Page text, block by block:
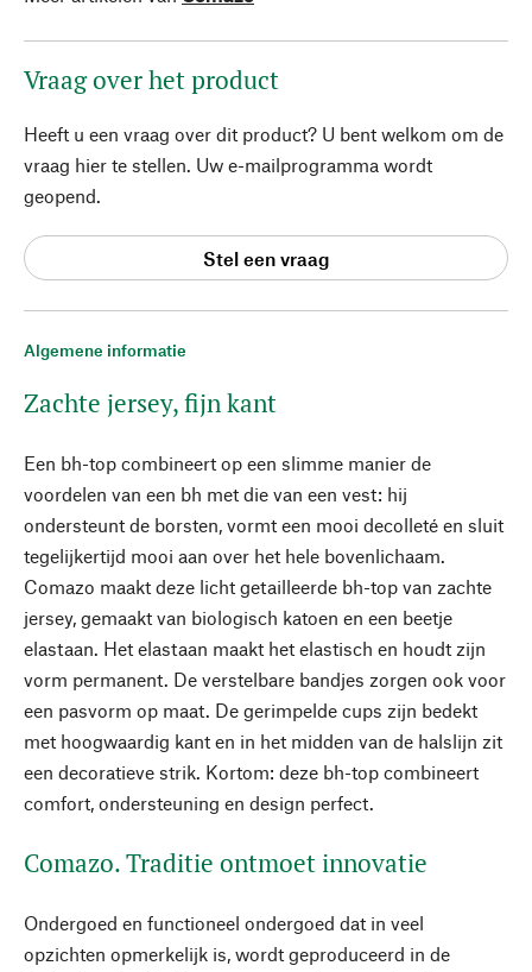
Algemene informatie
Zachte jersey, fijn kant
Een bh-top combineert op een slimme manier de
voordelen van een bh met die van een vest: hij
ondersteunt de borsten, vormt een mooi decolleté en sluit
tegelijkertijd mooi aan over het hele bovenlichaam.
Comazo maakt deze licht getailleerde bh-top van zachte
jersey, gemaakt van biologisch katoen en een beetje
elastaan. Het elastaan maakt het elastisch en houdt zijn
vorm permanent. De verstelbare bandjes zorgen ook voor
een pasvorm op maat. De gerimpelde cups zijn bedekt
met hoogwaardig kant en in het midden van de halslijn zit
een decoratieve strik. Kortom: deze bh-top combineert
comfort, ondersteuning en design perfect.
Comazo. Traditie ontmoet innovatie
Ondergoed en functioneel ondergoed dat in veel
opzichten opmerkelijk is, wordt geproduceerd in de
Vraag over het product
Heeft u een vraag over dit product? U bent welkom om de
vraag hier te stellen. Uw e-mailprogramma wordt
geopend.
Stel een vraag